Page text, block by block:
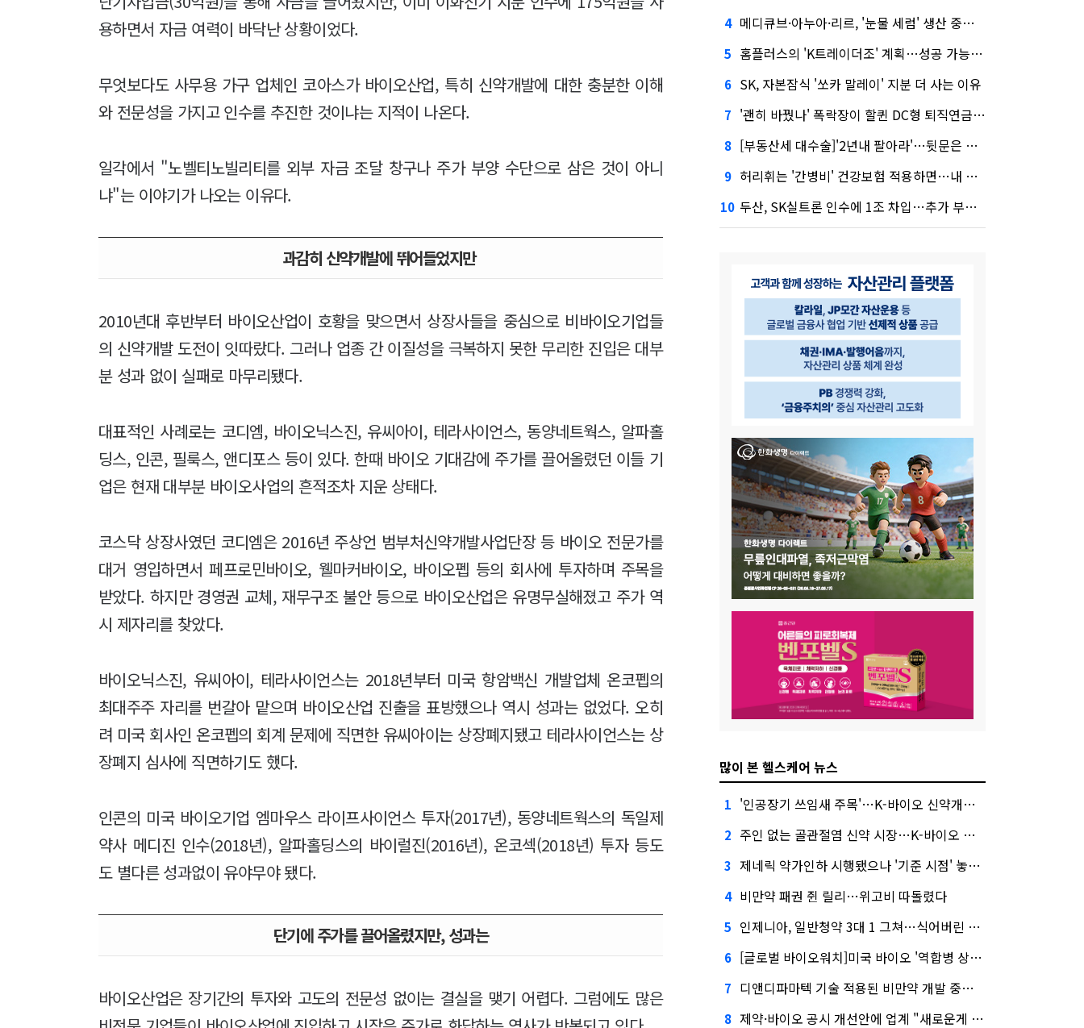
용하면서 자금 여력이 바닥난 상황이었다.
무엇보다도 사무용 가구 업체인 코아스가 바이오산업, 특히 신약개발에 대한 충분한 이해
와 전문성을 가지고 인수를 추진한 것이냐는 지적이 나온다.
일각에서 "노벨티노빌리티를 외부 자금 조달 창구나 주가 부양 수단으로 삼은 것이 아니
냐"는 이야기가 나오는 이유다.
과감히 신약개발에 뛰어들었지만
2010년대 후반부터 바이오산업이 호황을 맞으면서 상장사들을 중심으로 비바이오기업들
의 신약개발 도전이 잇따랐다. 그러나 업종 간 이질성을 극복하지 못한 무리한 진입은 대부
분 성과 없이 실패로 마무리됐다.
대표적인 사례로는 코디엠, 바이오닉스진, 유씨아이, 테라사이언스, 동양네트웍스, 알파홀
딩스, 인콘, 필룩스, 앤디포스 등이 있다. 한때 바이오 기대감에 주가를 끌어올렸던 이들 기
업은 현재 대부분 바이오사업의 흔적조차 지운 상태다.
코스닥 상장사였던 코디엠은 2016년 주상언 범부처신약개발사업단장 등 바이오 전문가를
대거 영입하면서 페프로민바이오, 웰마커바이오, 바이오펩 등의 회사에 투자하며 주목을
받았다. 하지만 경영권 교체, 재무구조 불안 등으로 바이오산업은 유명무실해졌고 주가 역
시 제자리를 찾았다.
바이오닉스진, 유씨아이, 테라사이언스는 2018년부터 미국 항암백신 개발업체 온코펩의
최대주주 자리를 번갈아 맡으며 바이오산업 진출을 표방했으나 역시 성과는 없었다. 오히
려 미국 회사인 온코펩의 회계 문제에 직면한 유씨아이는 상장폐지됐고 테라사이언스는 상
장폐지 심사에 직면하기도 했다.
인콘의 미국 바이오기업 엠마우스 라이프사이언스 투자(2017년), 동양네트웍스의 독일제
약사 메디진 인수(2018년), 알파홀딩스의 바이럴진(2016년), 온코섹(2018년) 투자 등도
도 별다른 성과없이 유야무야 됐다.
단기에 주가를 끌어올렸지만, 성과는
바이오산업은 장기간의 투자와 고도의 전문성 없이는 결실을 맺기 어렵다. 그럼에도 많은
4 메디큐브·아누아·리르, '눈물 세럼' 생산 중단한다
5 홈플러스의 'K트레이더조' 계획…성공 가능성은 '글쎄'
6 SK, 자본잠식 '쏘카 말레이' 지분 더 사는 이유
7 '괜히 바꿨나' 폭락장이 할퀸 DC형 퇴직연금…전문가 조언은
8 [부동산세 대수술]'2년내 팔아라'…뒷문은 열었다
9 허리휘는 '간병비' 건강보험 적용하면…내 간병보험은?
10 두산, SK실트론 인수에 1조 차입…추가 부담은?
많이 본 헬스케어 뉴스
1 '인공장기 쓰임새 주목'…K-바이오 신약개발 경쟁 후끈
2 주인 없는 골관절염 신약 시장…K-바이오 도전 막바지
3 제네릭 약가인하 시행됐으나 '기준 시점' 놓고 뿔난 업계
4 비만약 패권 쥔 릴리…위고비 따돌렸다
5 인제니아, 일반청약 3대 1 그쳐…식어버린 바이오 IPO
6 [글로벌 바이오워치]미국 바이오 '역합병 상장' 뜬다
7 디앤디파마텍 기술 적용된 비만약 개발 중단…"기술력 문제 아냐"
8 제약·바이오 공시 개선안에 업계 "새로운게 없다"